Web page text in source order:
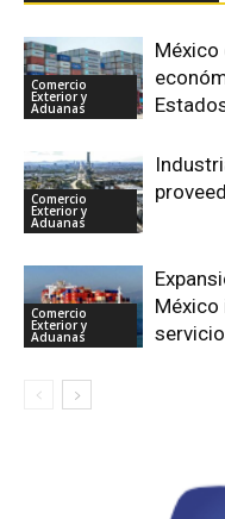
Comercio
Exterior y
Aduanas
México
Comercio
Exterior y
Aduanas
Comercio
Exterior y
Aduanas